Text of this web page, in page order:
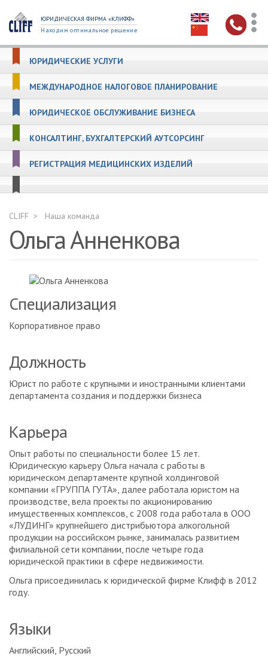
ЮРИДИЧЕСКАЯ ФИРМА «КЛИФФ»
Находим оптимальное решение
ЮРИДИЧЕСКИЕ УСЛУГИ
МЕЖДУНАРОДНОЕ НАЛОГОВОЕ ПЛАНИРОВАНИЕ
ЮРИДИЧЕСКОЕ ОБСЛУЖИВАНИЕ БИЗНЕСА
КОНСАЛТИНГ, БУХГАЛТЕРСКИЙ АУТСОРСИНГ
РЕГИСТРАЦИЯ МЕДИЦИНСКИХ ИЗДЕЛИЙ
CLIFF Наша команда
Ольга Анненкова
Специализация
Корпоративное право
Должность
Юрист по работе с крупными и иностранными клиентами
департамента создания и поддержки бизнеса
Карьера
Опыт работы по специальности более 15 лет.
Юридическую карьеру Ольга начала с работы в
юридическом департаменте крупной холдинговой
компании «ГРУППА ГУТА», далее работала юристом на
производстве, вела проекты по акционированию
имущественных комплексов, с 2008 года работала в ООО
«ЛУДИНГ» крупнейшего дистрибьютора алкогольной
продукции на российском рынке, занималась развитием
филиальной сети компании, после четыре года
юридической практики в сфере недвижимости.
Ольга присоединилась к юридической фирме Клифф в 2012
году.
Языки
Английский, Русский